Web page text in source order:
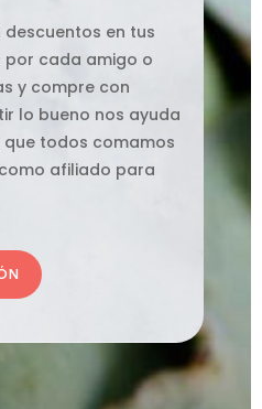
en tus
por cada amigo o
y compre con
lo bueno nos ayuda
todos comamos
afiliado para